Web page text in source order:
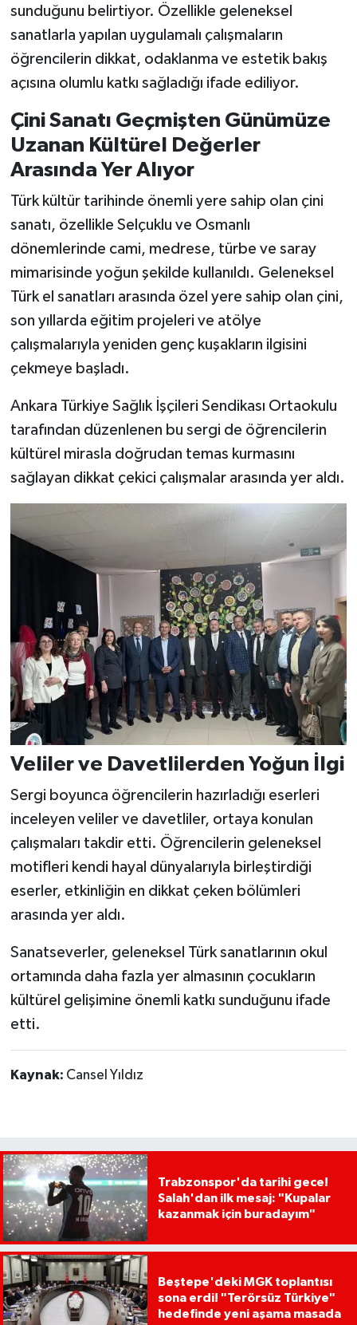
sunduğunu belirtiyor. Özellikle geleneksel
sanatlarla yapılan uygulamalı çalışmaların
öğrencilerin dikkat, odaklanma ve estetik bakış
açısına olumlu katkı sağladığı ifade ediliyor.
Çini Sanatı Geçmişten Günümüze
Uzanan Kültürel Değerler
Arasında Yer Alıyor
Türk kültür tarihinde önemli yere sahip olan çini
sanatı, özellikle Selçuklu ve Osmanlı
dönemlerinde cami, medrese, türbe ve saray
mimarisinde yoğun şekilde kullanıldı. Geleneksel
Türk el sanatları arasında özel yere sahip olan çini,
son yıllarda eğitim projeleri ve atölye
çalışmalarıyla yeniden genç kuşakların ilgisini
çekmeye başladı.
Ankara Türkiye Sağlık İşçileri Sendikası Ortaokulu
tarafından düzenlenen bu sergi de öğrencilerin
kültürel mirasla doğrudan temas kurmasını
sağlayan dikkat çekici çalışmalar arasında yer aldı.
Veliler ve Davetlilerden Yoğun İlgi
Sergi boyunca öğrencilerin hazırladığı eserleri
inceleyen veliler ve davetliler, ortaya konulan
çalışmaları takdir etti. Öğrencilerin geleneksel
motifleri kendi hayal dünyalarıyla birleştirdiği
eserler, etkinliğin en dikkat çeken bölümleri
arasında yer aldı.
Sanatseverler, geleneksel Türk sanatlarının okul
ortamında daha fazla yer almasının çocukların
kültürel gelişimine önemli katkı sunduğunu ifade
etti.
Kaynak: Cansel Yıldız
Trabzonspor'da tarihi gece!
Salah'dan ilk mesaj: "Kupalar
kazanmak için buradayım"
Beştepe'deki MGK toplantısı
sona erdi! "Terörsüz Türkiye"
hedefinde yeni aşama masada